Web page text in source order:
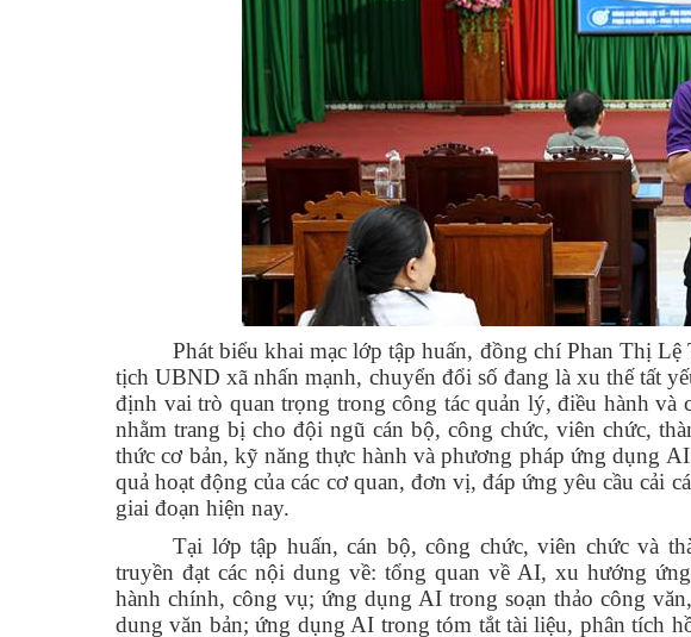
Phát biểu khai mạc lớp tập huấn, đồng chí Phan Thị
tịch UBND xã nhấn mạnh, chuyển đổi số đang là xu thế tất
định vai trò quan trọng trong công tác quản lý, điều hành và
nhằm trang bị cho đội ngũ cán bộ, công chức, viên chức,
thức cơ bản, kỹ năng thực hành và phương pháp ứng dụng
quả hoạt động của các cơ quan, đơn vị, đáp ứng yêu cầu cải
giai đoạn hiện nay.
Tại lớp tập huấn, cán bộ, công chức, viên chức và
truyền đạt các nội dung về: tổng quan về AI, xu hướng
hành chính, công vụ; ứng dụng AI trong soạn thảo công
dung văn bản; ứng dụng AI trong tóm tắt tài liệu, phân tích